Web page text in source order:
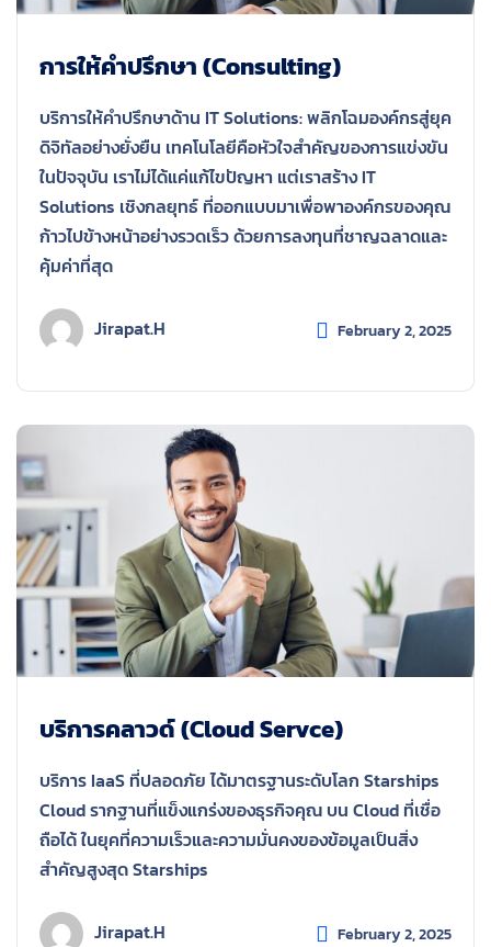
การให้คำปรึกษา (Consulting)
บริการให้คำปรึกษาด้าน IT Solutions: พลิกโฉมองค์กรสู่ยุค
ดิจิทัลอย่างยั่งยืน เทคโนโลยีคือหัวใจสำคัญของการแข่งขัน
ในปัจจุบัน เราไม่ได้แค่แก้ไขปัญหา แต่เราสร้าง IT
Solutions เชิงกลยุทธ์ ที่ออกแบบมาเพื่อพาองค์กรของคุณ
ก้าวไปข้างหน้าอย่างรวดเร็ว ด้วยการลงทุนที่ชาญฉลาดและ
คุ้มค่าที่สุด
Jirapat.h February 2, 2025
บริการคลาวด์ (Cloud Servce)
บริการ IaaS ที่ปลอดภัย ได้มาตรฐานระดับโลก Starships
Cloud รากฐานที่แข็งแกร่งของธุรกิจคุณ บน Cloud ที่เชื่อ
ถือได้ ในยุคที่ความเร็วและความมั่นคงของข้อมูลเป็นสิ่ง
สำคัญสูงสุด Starships
Jirapat.h February 2, 2025